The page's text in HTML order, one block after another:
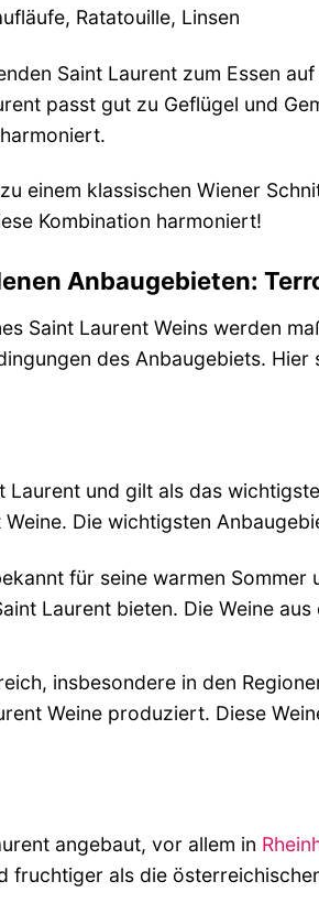
Ratatouille, Linsen
Saint Laurent zum Essen
passt gut zu Geflügel und
einem klassischen Wiener
Kombination harmoniert!
Anbaugebieten:
Saint Laurent Weins werden
des Anbaugebiets.
Laurent und gilt als das
Die wichtigsten
für seine warmen
Laurent bieten. Die Weine
insbesondere in den
Weine produziert. Diese
angebaut, vor allem in
fruchtiger als die